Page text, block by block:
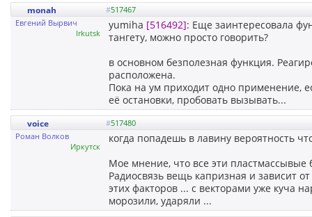
monah #517467
Евгений Вырвич
Irkutsk
yumiha [516492]: Еще заинтересовала
тангету, можно просто говорить?
в основном безполезная функция.
расположена.
Пока на ум приходит одно применение,
её остановки, пробовать вызывать...
voice #517480
Роман Волков
Иркутск
когда попадешь в лавину вероятность
Мое мнение, что все эти
Радиосвязь вещь капризная и зависит
этих факторов ... с векторами уже куча
морозили, ударяли ...